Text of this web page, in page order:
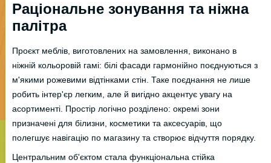
Раціональне зонування та ніжна
палітра
Проєкт меблів, виготовлених на замовлення, виконано в
ніжній кольоровій гамі: білі фасади гармонійно поєднуються з
м'якими рожевими відтінками стін. Таке поєднання не лише
робить інтер'єр легким, але й вигідно акцентує увагу на
асортименті. Простір логічно розділено: окремі зони
призначені для білизни, косметики та аксесуарів, що
полегшує навігацію по магазину та створює відчуття порядку.
Центральним об'єктом стала функціональна стійка